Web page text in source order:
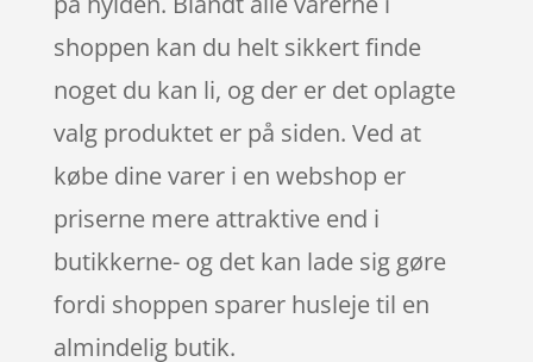
shoppen kan du helt sikkert finde
noget du kan li, og der er det oplagte
valg produktet er på siden. Ved at
købe dine varer i en webshop er
priserne mere attraktive end i
butikkerne- og det kan lade sig gøre
fordi shoppen sparer husleje til en
almindelig butik.